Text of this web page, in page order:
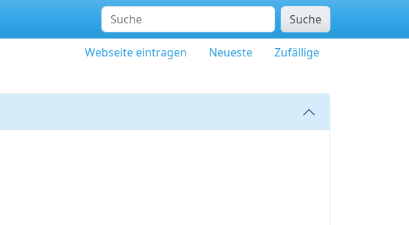
Suche
Webseite eintragen Neueste
Zufällige